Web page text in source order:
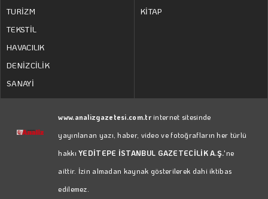
TURİZM
TEKSTİL
HAVACILIK
DENİZCİLİK
SANAYİ
KİTAP
www.analizgazetesi.com.trinternet sitesinde
yayınlanan yazı, haber, video ve fotoğrafların her türlü
hakkıYEDİTEPE İSTANBUL GAZETECİLİK A.Ş.'ne
aittir. İzin almadan kaynak gösterilerek dahi iktibas
edilemez.